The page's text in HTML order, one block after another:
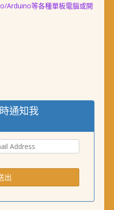
Arduino等各種單板電腦或開
通知我